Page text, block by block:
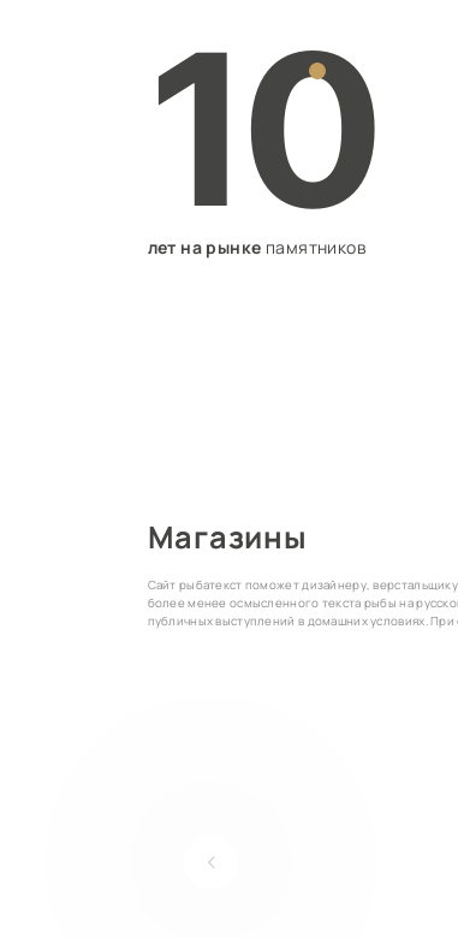
10
лет на рынке памятников
Магазины
Сайт рыбатекст поможет дизайнеру,
более менее осмысленного текста рыбы на
публичных выступлений в домашних условиях.